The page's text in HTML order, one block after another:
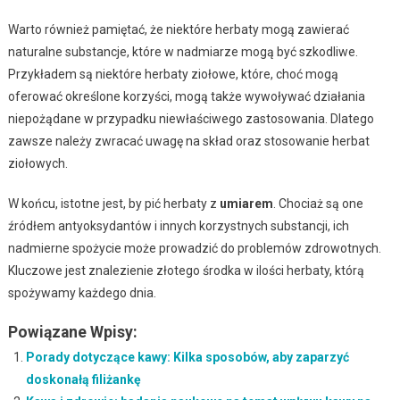
Warto również pamiętać, że niektóre herbaty mogą zawierać
naturalne substancje, które w nadmiarze mogą być szkodliwe.
Przykładem są niektóre herbaty ziołowe, które, choć mogą
oferować określone korzyści, mogą także wywoływać działania
niepożądane w przypadku niewłaściwego zastosowania. Dlatego
zawsze należy zwracać uwagę na skład oraz stosowanie herbat
ziołowych.
W końcu, istotne jest, by pić herbaty z umiarem . Chociaż są one
źródłem antyoksydantów i innych korzystnych substancji, ich
nadmierne spożycie może prowadzić do problemów zdrowotnych.
Kluczowe jest znalezienie złotego środka w ilości herbaty, którą
spożywamy każdego dnia.
Powiązane Wpisy:
Porady dotyczące kawy: Kilka sposobów, aby zaparzyć
doskonałą filiżankę